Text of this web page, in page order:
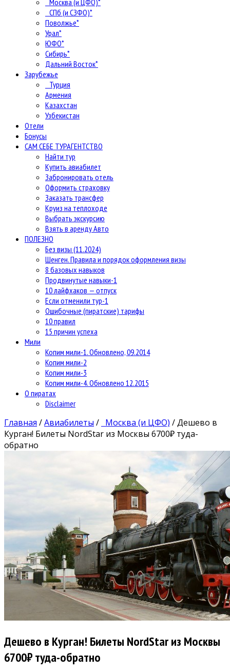
СПб (и СЗФО)*
Поволжье*
Урал*
ЮФО*
Сибирь*
Дальний Восток*
Зарубежье
Турция
Армения
Казахстан
Узбекистан
Отели
Бонусы
САМ СЕБЕ ТУРАГЕНТСТВО
Найти тур
Купить авиабилет
Забронировать отель
Оформить страховку
Заказать трансфер
Круиз на теплоходе
Выбрать экскурсию
Взять в аренду Авто
ПОЛЕЗНО
Без визы (11.2024)
Шенген. Правила и порядок оформления визы
8 базовых навыков
Продвинутые навыки-1
10 лайфхаков — отпуск
Если отменили тур-1
Ошибочные (пиратские) тарифы
10 правил
15 причин успеха
Мили
Копим мили-1. Обновлено, 09.2014
Копим мили-2
Копим мили-3
Копим мили-4. Обновлено 12.2015
О пиратах
Disclaimer
Главная /Авиабилеты / Москва (и ЦФО) /Дешево в
Курган! Билеты NordStar из Москвы 6700₽ туда-
обратно
Дешево в Курган! Билеты NordStar из Москвы
6700₽ туда-обратно